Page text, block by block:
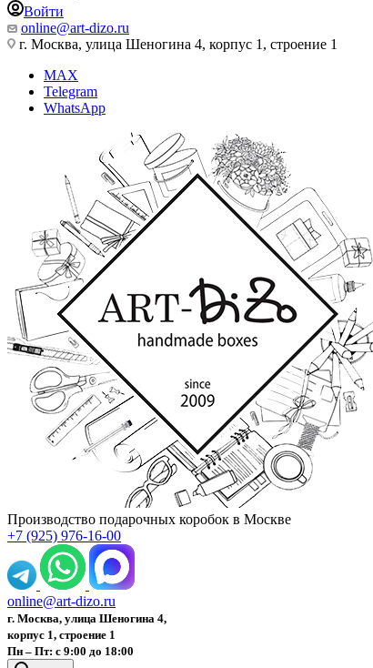
Войти
online@art-dizo.ru
г. Москва, улица Шеногина 4, корпус 1, строение 1
MAX
Telegram
WhatsApp
Производство подарочных коробок в Москве
+7 (925) 976-16-00
online@art-dizo.ru
г. Москва, улица Шеногина 4,
корпус 1, строение 1
Пн – Пт: с 9:00 до 18:00